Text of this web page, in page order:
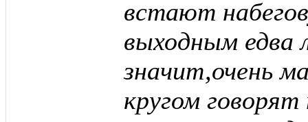
встают
выходным едва
значит,очень
кругом